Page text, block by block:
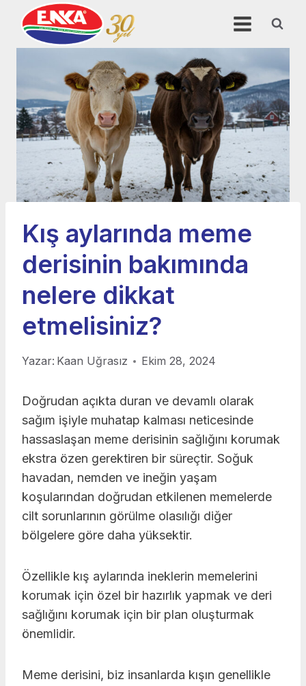
content
Kış aylarında meme
derisinin bakımında
nelere dikkat
etmelisiniz?
Yazar: Kaan Uğrasız Ekim 28, 2024
Doğrudan açıkta duran ve devamlı olarak
sağım işiyle muhatap kalması neticesinde
hassaslaşan meme derisinin sağlığını korumak
ekstra özen gerektiren bir süreçtir. Soğuk
havadan, nemden ve ineğin yaşam
koşularından doğrudan etkilenen memelerde
cilt sorunlarının görülme olasılığı diğer
bölgelere göre daha yüksektir.
Özellikle kış aylarında ineklerin memelerini
korumak için özel bir hazırlık yapmak ve deri
sağlığını korumak için bir plan oluşturmak
önemlidir.
Meme derisini, biz insanlarda kışın genellikle